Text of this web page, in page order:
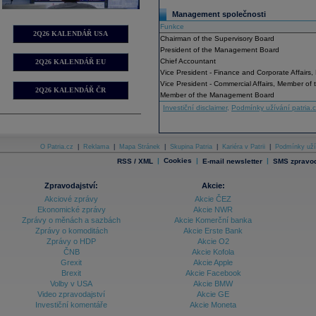
2Q26 KALENDÁŘ USA
2Q26 KALENDÁŘ EU
2Q26 KALENDÁŘ ČR
Management společnosti
Funkce
Chairman of the Supervisory Board
President of the Management Board
Chief Accountant
Vice President - Finance and Corporate
Vice President - Commercial Affairs, Member
Member of the Management Board
Investiční disclaimer, Podmínky užívání
O Patria.cz Reklama Mapa Stránek Skupina Patria Kariéra v Patrii Podmínky
RSS / XML | Cookies | E-mail newsletter | SMS
Zpravodajství:
Akciové zprávy
Ekonomické zprávy
Zprávy o měnách a sazbách
Zprávy o komoditách
Zprávy o HDP
ČNB
Grexit
Brexit
Volby v USA
Video zpravodajství
Investiční komentáře
Akcie:
Akcie ČEZ
Akcie NWR
Akcie Komerční banka
Akcie Erste Bank
Akcie O2
Akcie Kofola
Akcie Apple
Akcie Facebook
Akcie BMW
Akcie GE
Akcie Moneta